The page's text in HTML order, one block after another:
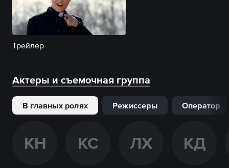
Трейлер
Актеры и съемочная группа
В главных ролях Режиссеры Оператор
КН КС ЛХ КД